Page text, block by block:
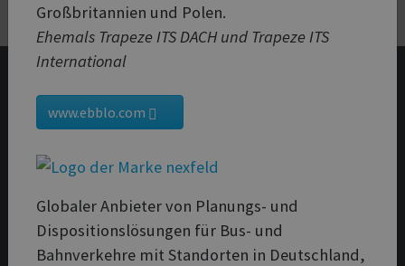
Großbritannien und Polen.
Ehemals Trapeze ITS DACH und Trapeze ITS
International
www.ebblo.com
Globaler Anbieter von Planungs- und
Dispositionslösungen für Bus- und
Bahnverkehre mit Standorten in Deutschland,
News
/ Trapeze Group
Kontakt